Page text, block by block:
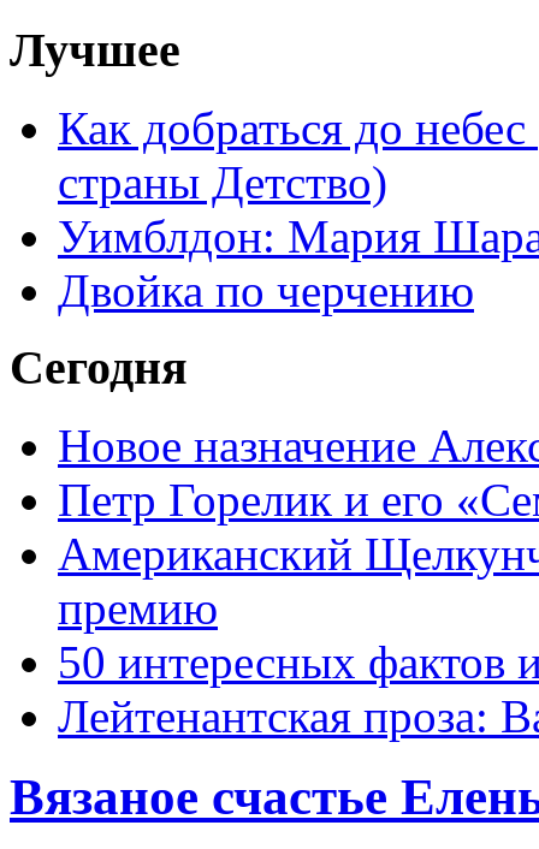
Лучшее
Как добраться до
страны Детство)
Уимблдон: Мария
Двойка по черчению
Сегодня
Новое назначение
Петр Горелик и его
Американский
премию
50 интересных фактов
Лейтенантская проза:
Вязаное счастье